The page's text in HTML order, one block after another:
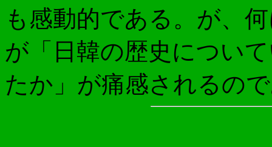
も感動的である。が、
が「日韓の歴史につい
たか」が痛感されるの